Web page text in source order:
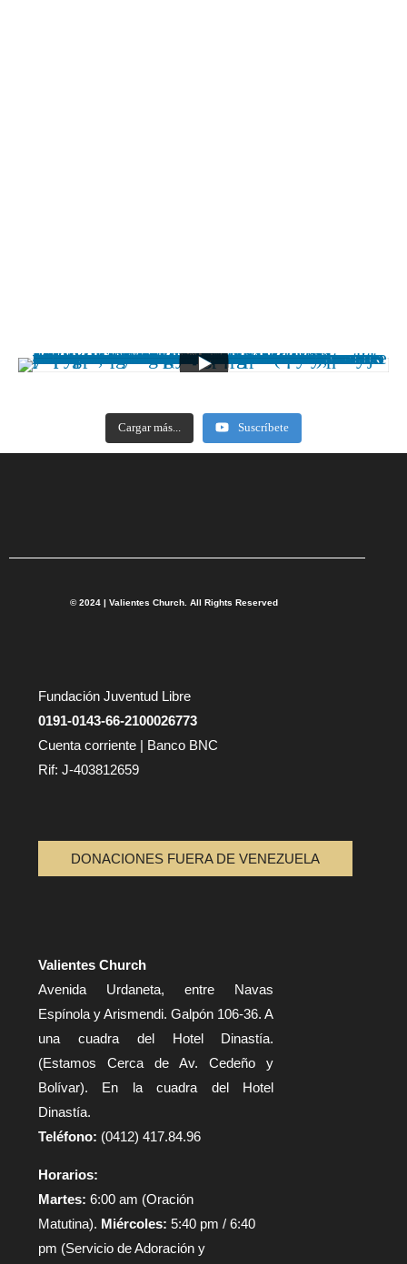
Cargar más... Suscríbete
© 2024 | Valientes Church. All Rights Reserved
Fundación Juventud Libre
0191-0143-66-2100026773
Cuenta corriente | Banco BNC
Rif: J-403812659
DONACIONES FUERA DE VENEZUELA
Valientes Church
Avenida Urdaneta, entre Navas
Espínola y Arismendi. Galpón 106-36. A
una cuadra del Hotel Dinastía.
(Estamos Cerca de Av. Cedeño y
Bolívar). En la cuadra del Hotel
Dinastía.
Teléfono: (0412) 417.84.96
Horarios:
Martes: 6:00 am (Oración
Matutina). Miércoles: 5:40 pm / 6:40
pm (Servicio de Adoración y